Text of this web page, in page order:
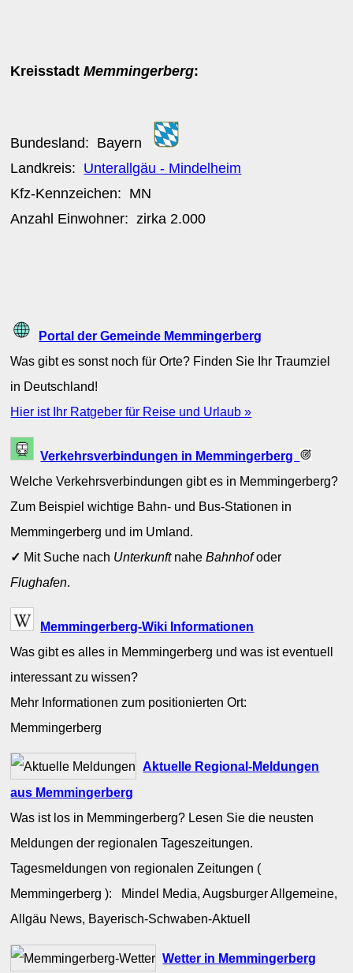
KreisstadtMemmingerberg:
Bundesland: Bayern
Landkreis: Unterallgäu - Mindelheim
Kfz-Kennzeichen: MN
Anzahl Einwohner: zirka 2.000
Portal der Gemeinde Memmingerberg
Was gibt es sonst noch für Orte? Finden Sie Ihr Traumziel
in Deutschland!
Hier ist Ihr Ratgeber für Reise und Urlaub »
Verkehrsverbindungen in Memmingerberg
Welche Verkehrsverbindungen gibt es in Memmingerberg?
Zum Beispiel wichtige Bahn- und Bus-Stationen in
Memmingerberg und im Umland.
✓ Mit Suche nach UnterkunftnaheBahnhofoder
Flughafen.
Memmingerberg-Wiki Informationen
Was gibt es alles in Memmingerberg und was ist eventuell
interessant zu wissen?
Mehr Informationen zum positionierten Ort:
Memmingerberg
Aktuelle Regional-Meldungen
aus Memmingerberg
Was ist los in Memmingerberg? Lesen Sie die neusten
Meldungen der regionalen Tageszeitungen.
Tagesmeldungen von regionalen Zeitungen (
Memmingerberg ): Mindel Media, Augsburger Allgemeine,
Allgäu News, Bayerisch-Schwaben-Aktuell
Wetter in Memmingerberg